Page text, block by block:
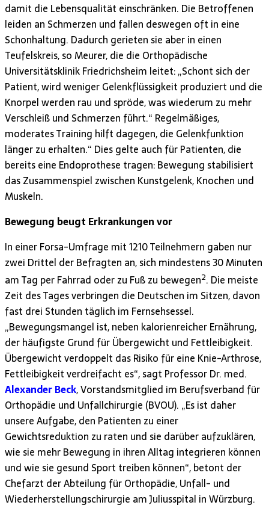
damit die Lebensqualität einschränken. Die Betroffenen
leiden an Schmerzen und fallen deswegen oft in eine
Schonhaltung. Dadurch gerieten sie aber in einen
Teufelskreis, so Meurer, die die Orthopädische
Universitätsklinik Friedrichsheim leitet: „Schont sich der
Patient, wird weniger Gelenkflüssigkeit produziert und die
Knorpel werden rau und spröde, was wiederum zu mehr
Verschleiß und Schmerzen führt.“ Regelmäßiges,
moderates Training hilft dagegen, die Gelenkfunktion
länger zu erhalten.“ Dies gelte auch für Patienten, die
bereits eine Endoprothese tragen: Bewegung stabilisiert
das Zusammenspiel zwischen Kunstgelenk, Knochen und
Muskeln.
Bewegung beugt Erkrankungen vor
In einer Forsa-Umfrage mit 1210 Teilnehmern gaben nur
zwei Drittel der Befragten an, sich mindestens 30 Minuten
am Tag per Fahrrad oder zu Fuß zu bewegen2. Die meiste
Zeit des Tages verbringen die Deutschen im Sitzen, davon
fast drei Stunden täglich im Fernsehsessel.
„Bewegungsmangel ist, neben kalorienreicher Ernährung,
der häufigste Grund für Übergewicht und Fettleibigkeit.
Übergewicht verdoppelt das Risiko für eine Knie-Arthrose,
Fettleibigkeit verdreifacht es“, sagt Professor Dr. med.
Alexander Beck, Vorstandsmitglied im Berufsverband für
Orthopädie und Unfallchirurgie (BVOU). „Es ist daher
unsere Aufgabe, den Patienten zu einer
Gewichtsreduktion zu raten und sie darüber aufzuklären,
wie sie mehr Bewegung in ihren Alltag integrieren können
und wie sie gesund Sport treiben können“, betont der
Chefarzt der Abteilung für Orthopädie, Unfall- und
Wiederherstellungschirurgie am Juliusspital in Würzburg.